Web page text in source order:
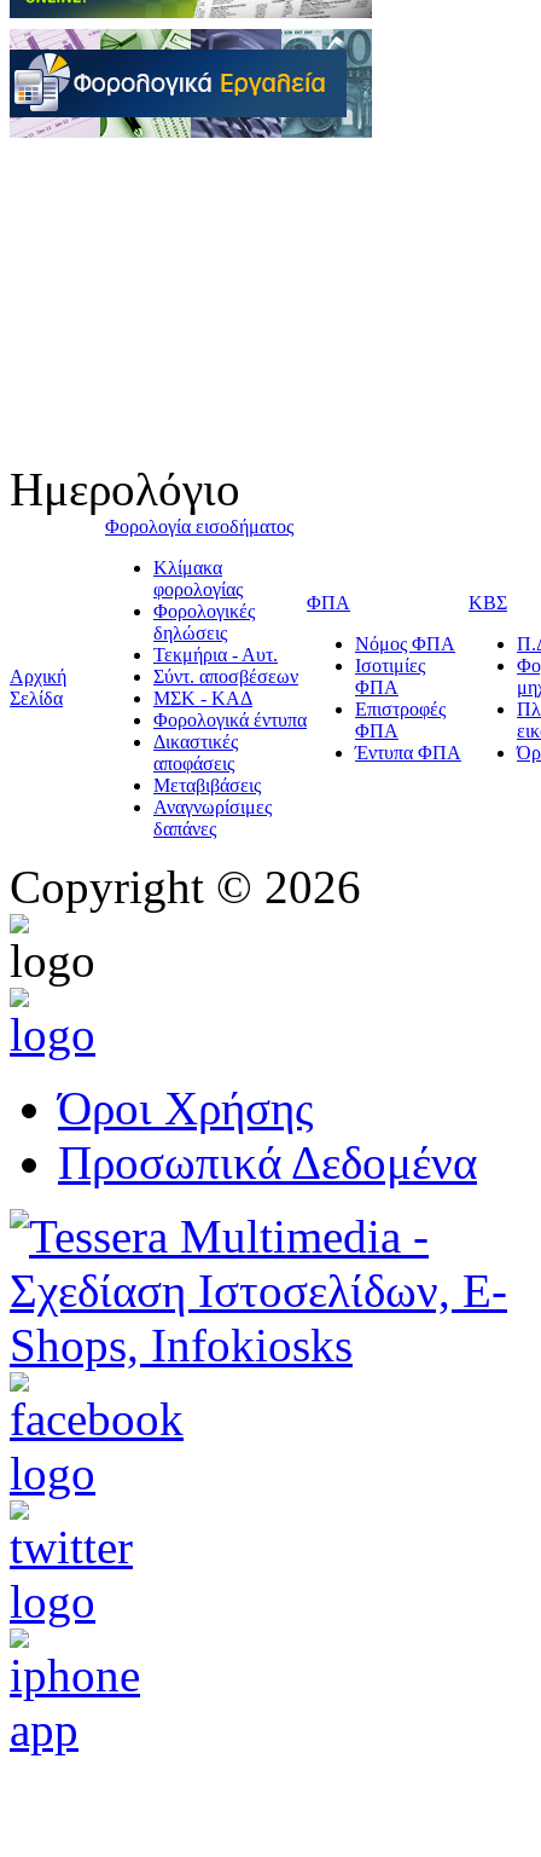
Ημερολόγιο
Αρχική
Σελίδα
Φορολογία εισοδήματος
Κλίμακα
φορολογίας
Φορολογικές
δηλώσεις
Τεκμήρια - Αυτ.
Σύντ. αποσβέσεων
ΜΣΚ - ΚΑΔ
Φορολογικά έντυπα
Δικαστικές
αποφάσεις
Μεταβιβάσεις
Αναγνωρίσιμες
δαπάνες
ΦΠΑ
Νόμος ΦΠΑ
Ισοτιμίες
ΦΠΑ
Επιστροφές
ΦΠΑ
Έντυπα ΦΠΑ
ΚΒΣ
Copyright © 2026
Όροι Χρήσης
Προσωπικά Δεδομένα